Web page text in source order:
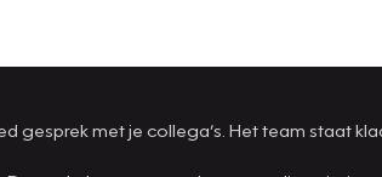
gesprek met je collega’s. Het team staat